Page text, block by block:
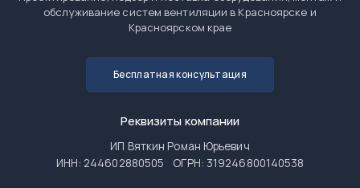
обслуживание систем вентиляции в Красноярске и
Красноярском крае
Бесплатная консультация
Реквизиты компании
ИП Вяткин Роман Юрьевич
ИНН: 244602880505
ОГРН: 319246800140538